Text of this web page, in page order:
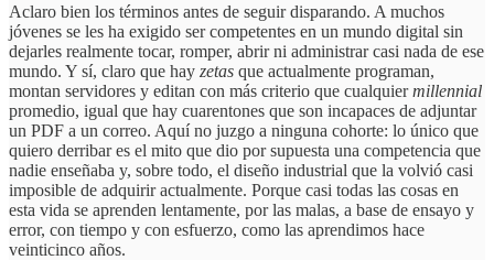
Aclaro bien los términos antes de seguir disparando. A muchos
jóvenes se les ha exigido ser competentes en un mundo digital sin
dejarles realmente tocar, romper, abrir ni administrar casi nada de ese
mundo. Y sí, claro que hay zetas que actualmente programan,
montan servidores y editan con más criterio que cualquiermillennial
promedio, igual que hay cuarentones que son incapaces de adjuntar
un PDF a un correo. Aquí no juzgo a ninguna cohorte: lo único que
quiero derribar es el mito que dio por supuesta una competencia que
nadie enseñaba y, sobre todo, el diseño industrial que la volvió casi
imposible de adquirir actualmente. Porque casi todas las cosas en
esta vida se aprenden lentamente, por las malas, a base de ensayo y
error, con tiempo y con esfuerzo, como las aprendimos hace
veinticinco años.